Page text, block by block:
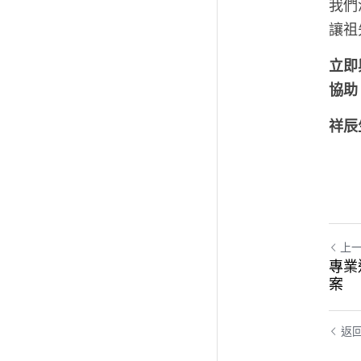
我
讓
立
協
祥
上
專
案
返